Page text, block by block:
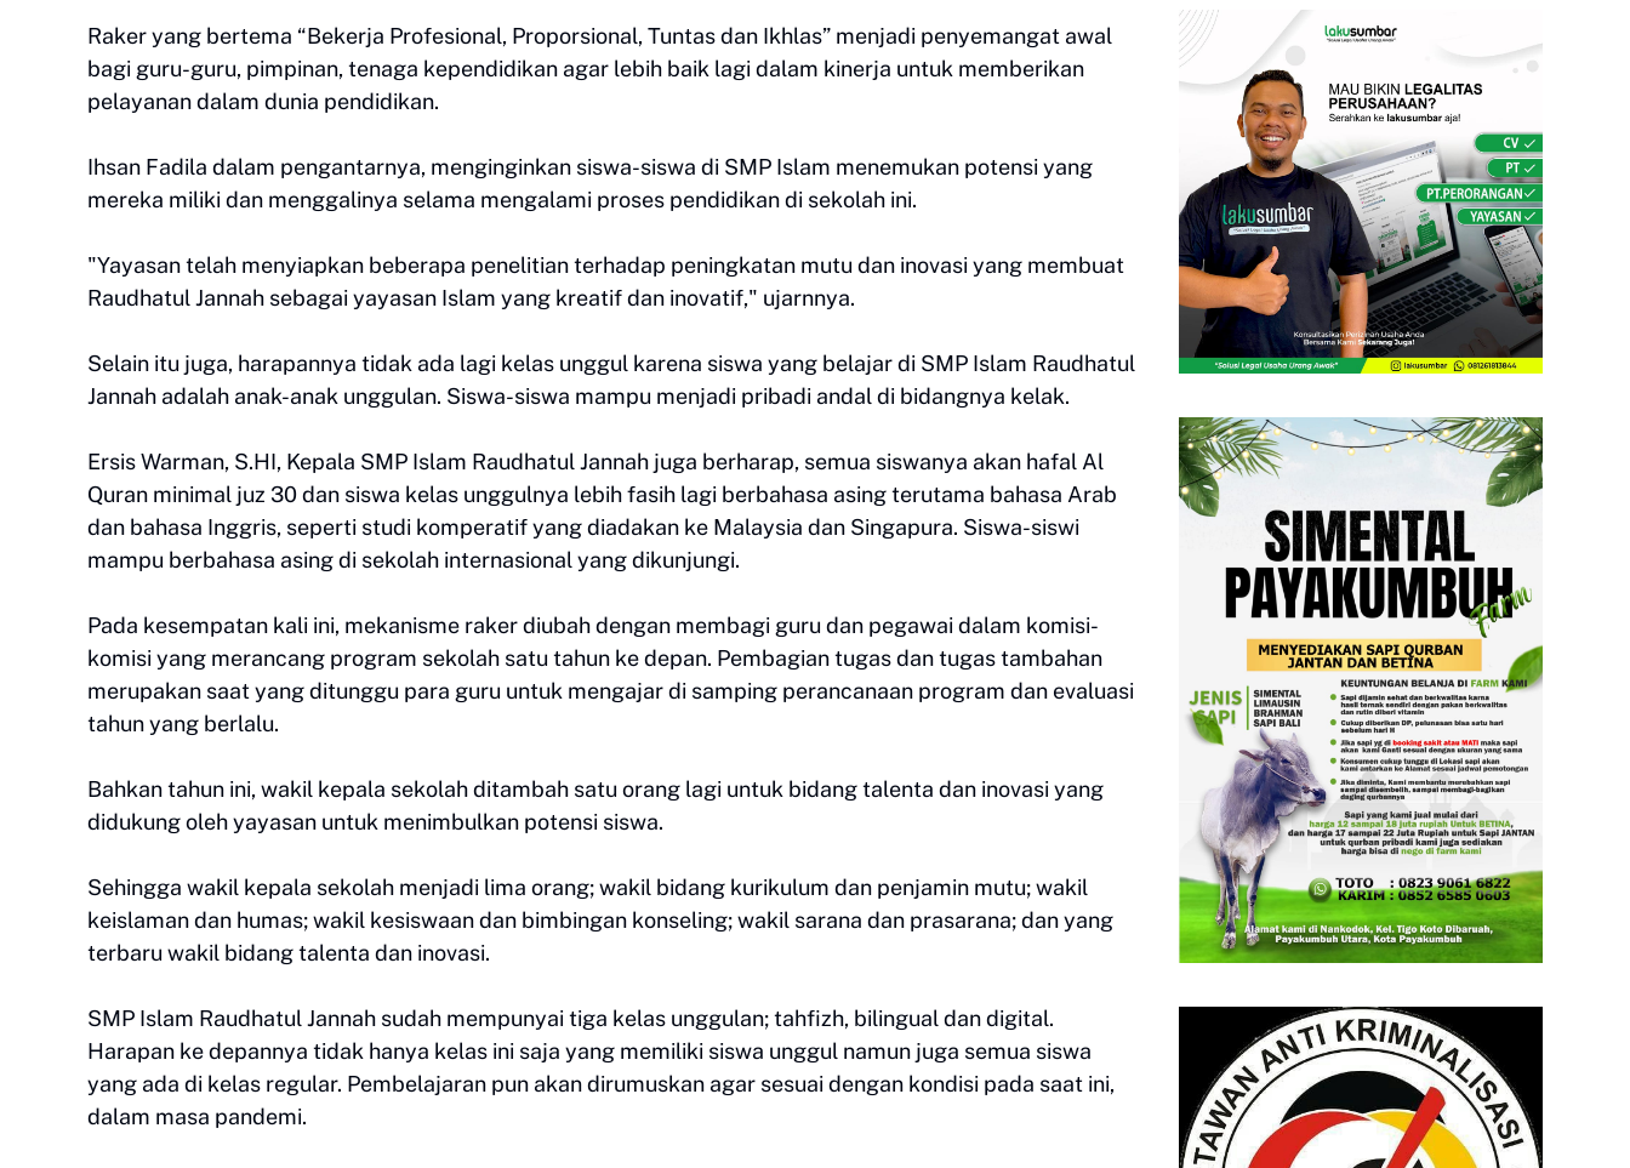
Raker yang bertema “Bekerja Profesional, Proporsional, Tuntas dan Ikhlas” menjadi penyemangat awal
bagi guru-guru, pimpinan, tenaga kependidikan agar lebih baik lagi dalam kinerja untuk memberikan
pelayanan dalam dunia pendidikan.
Ihsan Fadila dalam pengantarnya, menginginkan siswa-siswa di SMP Islam menemukan potensi yang
mereka miliki dan menggalinya selama mengalami proses pendidikan di sekolah ini.
"Yayasan telah menyiapkan beberapa penelitian terhadap peningkatan mutu dan inovasi yang membuat
Raudhatul Jannah sebagai yayasan Islam yang kreatif dan inovatif," ujarnnya.
Selain itu juga, harapannya tidak ada lagi kelas unggul karena siswa yang belajar di SMP Islam Raudhatul
Jannah adalah anak-anak unggulan. Siswa-siswa mampu menjadi pribadi andal di bidangnya kelak.
Ersis Warman, S.HI, Kepala SMP Islam Raudhatul Jannah juga berharap, semua siswanya akan hafal Al
Quran minimal juz 30 dan siswa kelas unggulnya lebih fasih lagi berbahasa asing terutama bahasa Arab
dan bahasa Inggris, seperti studi komperatif yang diadakan ke Malaysia dan Singapura. Siswa-siswi
mampu berbahasa asing di sekolah internasional yang dikunjungi.
Pada kesempatan kali ini, mekanisme raker diubah dengan membagi guru dan pegawai dalam komisi-
komisi yang merancang program sekolah satu tahun ke depan. Pembagian tugas dan tugas tambahan
merupakan saat yang ditunggu para guru untuk mengajar di samping perancanaan program dan evaluasi
tahun yang berlalu.
Bahkan tahun ini, wakil kepala sekolah ditambah satu orang lagi untuk bidang talenta dan inovasi yang
didukung oleh yayasan untuk menimbulkan potensi siswa.
Sehingga wakil kepala sekolah menjadi lima orang; wakil bidang kurikulum dan penjamin mutu; wakil
keislaman dan humas; wakil kesiswaan dan bimbingan konseling; wakil sarana dan prasarana; dan yang
terbaru wakil bidang talenta dan inovasi.
SMP Islam Raudhatul Jannah sudah mempunyai tiga kelas unggulan; tahfizh, bilingual dan digital.
Harapan ke depannya tidak hanya kelas ini saja yang memiliki siswa unggul namun juga semua siswa
yang ada di kelas regular. Pembelajaran pun akan dirumuskan agar sesuai dengan kondisi pada saat ini,
dalam masa pandemi.